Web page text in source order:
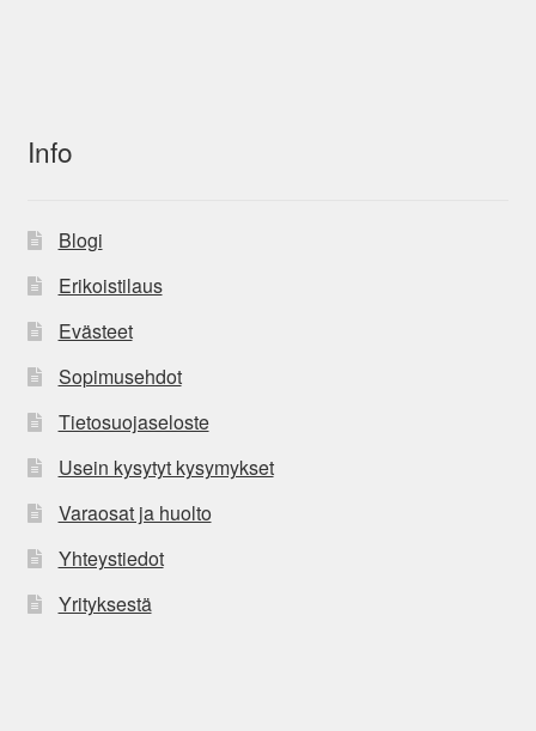
Info
Blogi
Erikoistilaus
Evästeet
Sopimusehdot
Tietosuojaseloste
Usein kysytyt kysymykset
Varaosat ja huolto
Yhteystiedot
Yrityksestä